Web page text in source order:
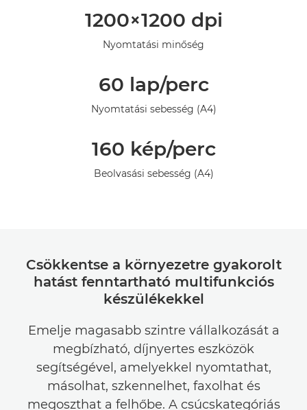
1200×1200 dpi
Nyomtatási minőség
60 lap/perc
Nyomtatási sebesség (A4)
160 kép/perc
Beolvasási sebesség (A4)
Csökkentse a környezetre gyakorolt
hatást fenntartható multifunkciós
készülékekkel
Emelje magasabb szintre vállalkozását a
megbízható, díjnyertes eszközök
segítségével, amelyekkel nyomtathat,
másolhat, szkennelhet, faxolhat és
megoszthat a felhőbe. A csúcskategóriás